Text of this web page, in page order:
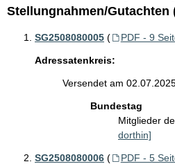
Stellungnahmen/Gutachten
SG2508080005 ( PDF - 9
Adressatenkreis:
Versendet am
Bundestag
Mitglieder
dorthin]
SG2508080006 ( PDF - 5